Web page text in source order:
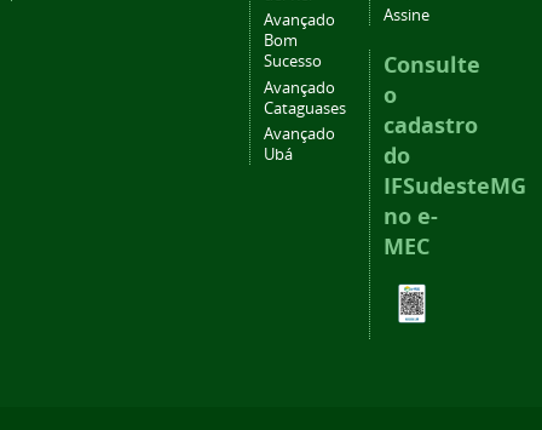
Avançado
Bom
Sucesso
Avançado
Cataguases
Avançado
Ubá
Assine
Consulte
o
cadastro
do
IFSudesteMG
no e-
MEC